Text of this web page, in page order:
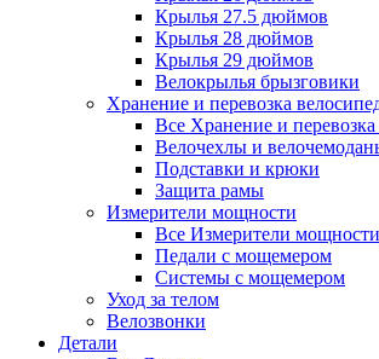
Крылья 27.5 дюймов
Крылья 28 дюймов
Крылья 29 дюймов
Велокрылья брызговики
Хранение и перевозка
Все Хранение и перевозка
Велочехлы и
Подставки и крюки
Защита рамы
Измерители мощности
Все Измерители мощности
Педали с мощемером
Системы с мощемером
Уход за телом
Велозвонки
Детали